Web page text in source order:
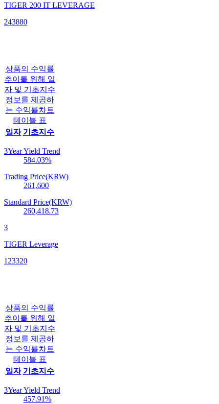
TIGER 200 IT LEVERAGE
243880
상품의 수익률
추이를 위해 일
자 및 기초지수
정보를 제공하
는 수익률차트
테이블 표
일자 기초지수
3Year Yield Trend
584.03%
Trading Price(KRW)
261,600
Standard Price(KRW)
260,418.73
3
TIGER Leverage
123320
상품의 수익률
추이를 위해 일
자 및 기초지수
정보를 제공하
는 수익률차트
테이블 표
일자 기초지수
3Year Yield Trend
457.91%